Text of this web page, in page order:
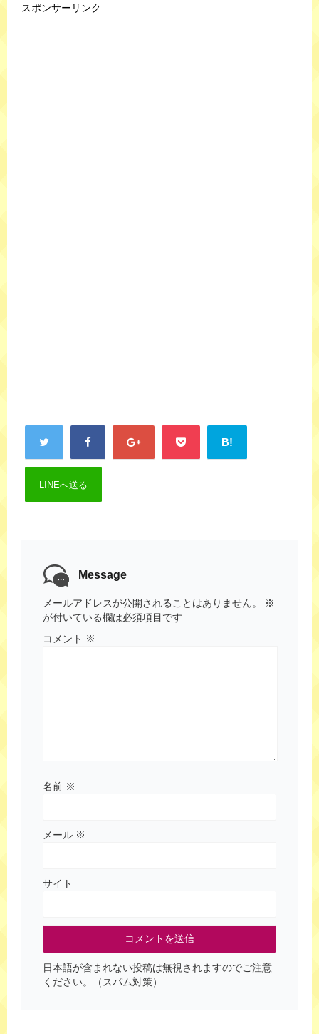
スポンサーリンク
B!
LINEへ送る
Message
メールアドレスが公開されることはありません。
※
が付いている欄は必須項目です
コメント ※
名前 ※
メール ※
サイト
日本語が含まれない投稿は無視されますのでご注意
ください。（スパム対策）